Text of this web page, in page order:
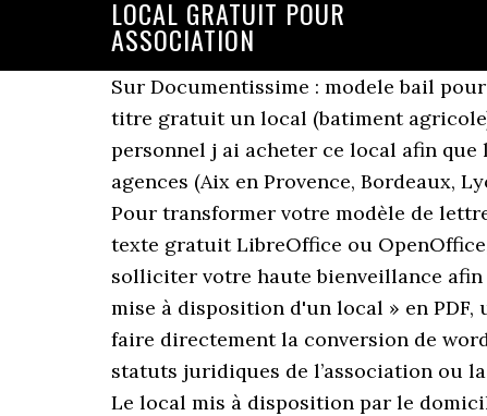
LOCAL GRATUIT POUR
ASSOCIATION
Sur Documentissime : modele bail
titre gratuit un local (batiment
personnel j ai acheter ce local afin
agences (Aix en Provence, Bordeaux,
Pour transformer votre modèle de
texte gratuit LibreOffice ou
solliciter votre haute bienveillance
mise à disposition d'un local » en
faire directement la conversion de
statuts juridiques de l’association ou
Le local mis à disposition par le